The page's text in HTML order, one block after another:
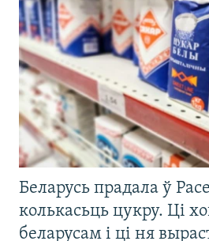
Беларусь прадала ў
колькасьць цукру. Ці
беларусам і ці ня